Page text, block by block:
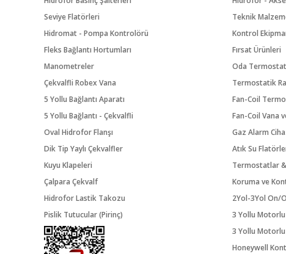
Seviye Flatörleri
Hidromat - Pompa Kontrolörü
Fleks Bağlantı Hortumları
Manometreler
Çekvalfli Robex Vana
5 Yollu Bağlantı Aparatı
5 Yollu Bağlantı - Çekvalfli
Oval Hidrofor Flanşı
Dik Tip Yaylı Çekvalfler
Kuyu Klapeleri
Çalpara Çekvalf
Hidrofor Lastik Takozu
Pislik Tutucular (Pirinç)
Teknik
Kontrol
Fırsat Ürünleri
Oda
Termostatik
Fan-Coil
Fan-Coil Vana
Gaz Alarm
Atık Su
Termostatlar
Koruma ve
2Yol-3Yol On/
3 Yollu Motorlu
3 Yollu
Honeywell